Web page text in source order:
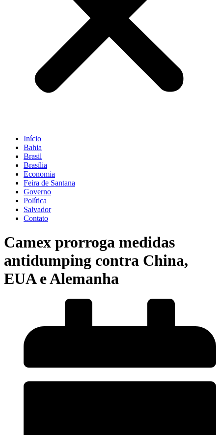
Início
Bahia
Brasil
Brasília
Economia
Feira de Santana
Governo
Política
Salvador
Contato
Camex prorroga medidas
antidumping contra China,
EUA e Alemanha